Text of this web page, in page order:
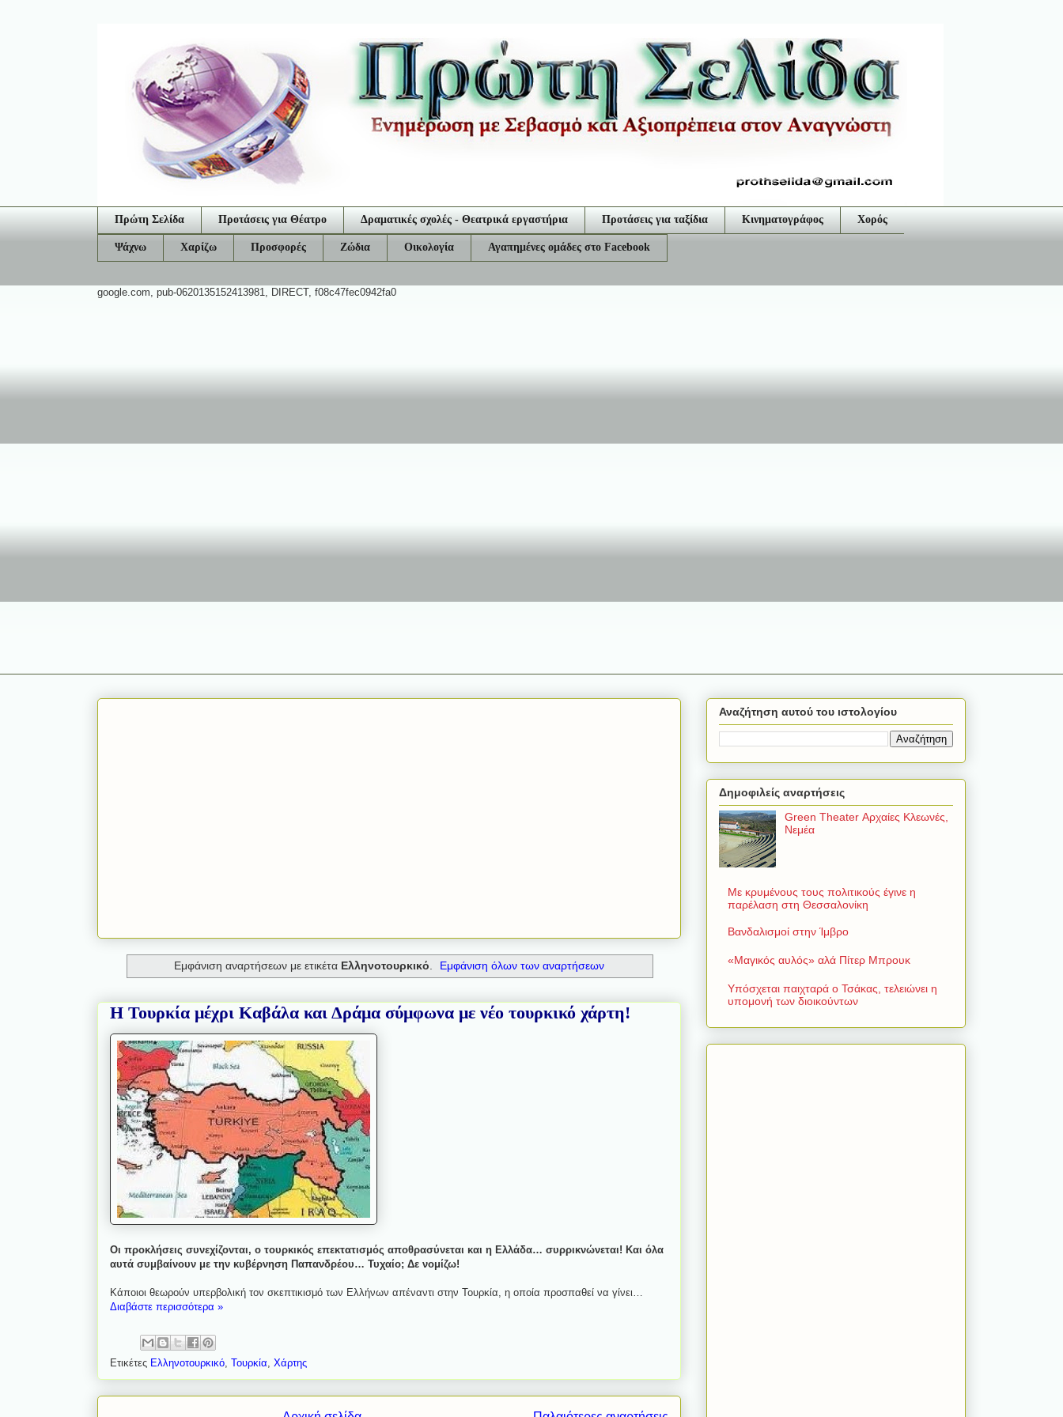
Πρώτη Σελίδα Προτάσεις για Θέατρο Δραματικές σχολές - Θεατρικά εργαστήρια Προτάσεις για ταξίδια Κινηματογράφος Χορός
Ψάχνω Χαρίζω Προσφορές Ζώδια Οικολογία Αγαπημένες ομάδες στο Facebook
google.com, pub-0620135152413981, DIRECT, f08c47fec0942fa0
Εμφάνιση αναρτήσεων με ετικέτα Ελληνοτουρκικό Εμφάνιση όλων των αναρτήσεων
Η Τουρκία μέχρι Καβάλα και Δράμα σύμφωνα με νέο τουρκικό χάρτη!
Οι προκλήσεις συνεχίζονται, ο τουρκικός επεκτατισμός αποθρασύνεται και η Ελλάδα… συρρικνώνεται! Και όλα
αυτά συμβαίνουν με την κυβέρνηση Παπανδρέου… Τυχαίο; Δε νομίζω!
Κάποιοι θεωρούν υπερβολική τον σκεπτικισμό των Ελλήνων απέναντι στην Τουρκία, η οποία προσπαθεί να γίνει…
Διαβάστε περισσότερα »
Ετικέτες Ελληνοτουρκικό, Τουρκία, Χάρτης
Αναζήτηση αυτού του ιστολογίου
Δημοφιλείς αναρτήσεις
Green Theater Αρχαίες Κλεωνές,
Νεμέα
Με κρυμένους τους πολιτικούς έγινε η
παρέλαση στη Θεσσαλονίκη
Βανδαλισμοί στην Ίμβρο
«Μαγικός αυλός» αλά Πίτερ Μπρουκ
Υπόσχεται παιχταρά ο Τσάκας, τελειώνει η
υπομονή των διοικούντων